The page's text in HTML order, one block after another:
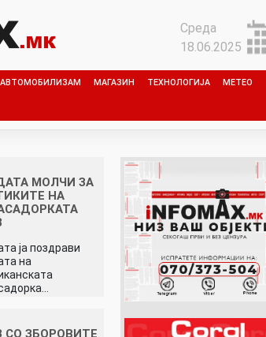
Среда
18.06.2025
АВТОМОБИЛИЗАМ МАГАЗИН ТЕХНОЛОГИЈА МЕТЕО
МОЛЧИ ЗА
НА
ја поздрави
на
СО ЗБОРОВИТЕ